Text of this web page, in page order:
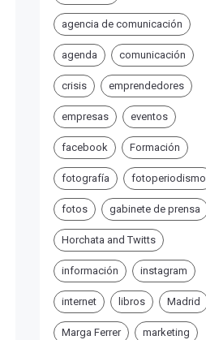
agencia de comunicación
agenda comunicación
crisis emprendedores
empresas eventos
facebook Formación
fotografía fotoperiodismo
fotos gabinete de prensa
Horchata and Twitts
información instagram
internet libros Madrid
Marga Ferrer marketing